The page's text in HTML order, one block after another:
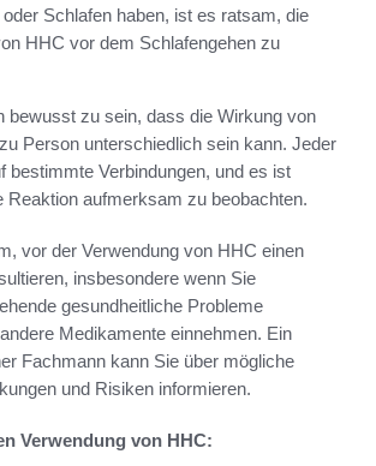
Schlafen haben, ist es ratsam, die
HHC vor dem Schlafengehen zu
bewusst zu sein, dass die Wirkung von
Person unterschiedlich sein kann. Jeder
bestimmte Verbindungen, und es ist
Reaktion aufmerksam zu beobachten.
vor der Verwendung von HHC einen
insbesondere wenn Sie
gesundheitliche Probleme
Medikamente einnehmen. Ein
Fachmann kann Sie über mögliche
und Risiken informieren.
Verwendung von HHC: